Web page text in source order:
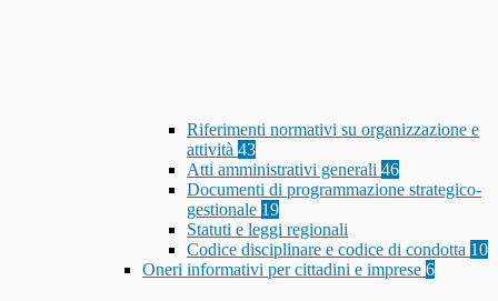
Riferimenti normativi su organizzazione e
attività 43
Atti amministrativi generali 46
Documenti di programmazione strategico-
gestionale 19
Statuti e leggi regionali
Codice disciplinare e codice di condotta 10
Oneri informativi per cittadini e imprese 6